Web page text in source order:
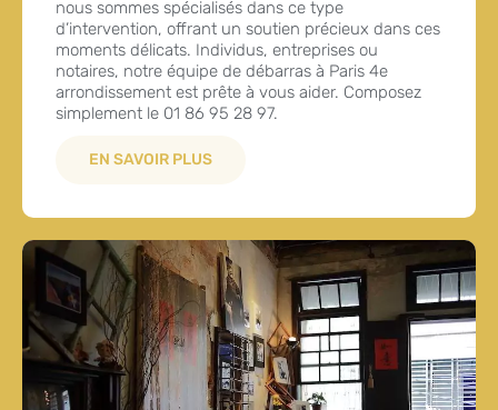
nous sommes spécialisés dans ce type
d’intervention, offrant un soutien précieux dans ces
moments délicats. Individus, entreprises ou
notaires, notre équipe de débarras à Paris 4e
arrondissement est prête à vous aider. Composez
simplement le 01 86 95 28 97.
EN SAVOIR PLUS